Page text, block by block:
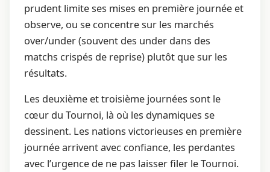
prudent limite ses mises en première journée et
observe, ou se concentre sur les marchés
over/under (souvent des under dans des
matchs crispés de reprise) plutôt que sur les
résultats.
Les deuxième et troisième journées sont le
cœur du Tournoi, là où les dynamiques se
dessinent. Les nations victorieuses en première
journée arrivent avec confiance, les perdantes
avec l’urgence de ne pas laisser filer le Tournoi.